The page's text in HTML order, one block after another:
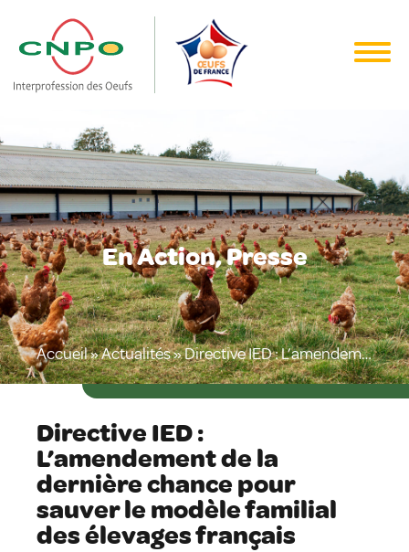
En Action, Presse
Accueil»Actualités»Directive IED : L’amendement de la dernière chance pour sauver le modèle familial des élevages français
Directive IED :
L’amendement de la
dernière chance pour
sauver le modèle familial
des élevages français